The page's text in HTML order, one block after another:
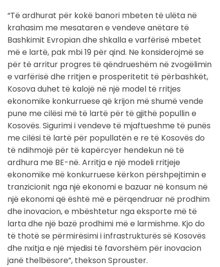
“Të ardhurat për kokë banori mbeten të ulëta në
krahasim me mesataren e vendeve anëtare të
Bashkimit Evropian dhe shkalla e varfërisë mbetet
më e lartë, pak mbi 19 për qind. Ne konsiderojmë se
për të arritur progres të qëndrueshëm në zvogëlimin
e varfërisë dhe rritjen e prosperitetit të përbashkët,
Kosova duhet të kalojë në një model të rritjes
ekonomike konkurruese që krijon më shumë vende
pune me cilësi më të lartë për të gjithë popullin e
Kosovës. Sigurimi i vendeve të mjaftueshme të punës
me cilësi të lartë për popullatën e re të Kosovës do
të ndihmojë për të kapërcyer hendekun në të
ardhura me BE-në. Arritja e një modeli rritjeje
ekonomike më konkurruese kërkon përshpejtimin e
tranzicionit nga një ekonomi e bazuar në konsum në
një ekonomi që është më e përqendruar në prodhim
dhe inovacion, e mbështetur nga eksporte më të
larta dhe një bazë prodhimi më e larmishme. Kjo do
të thotë se përmirësimi i infrastrukturës së Kosovës
dhe nxitja e një mjedisi të favorshëm për inovacion
janë thelbësore”, thekson Sprouster.